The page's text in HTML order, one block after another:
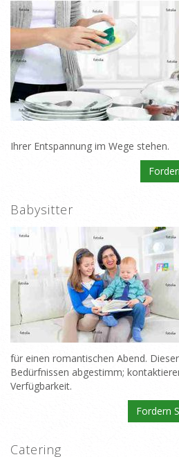
Ihrer Entspannung im Wege stehen.
Babysitter
für einen romantischen Abend.
Bedürfnissen abgestimm;
Verfügbarkeit.
Fordern
Catering